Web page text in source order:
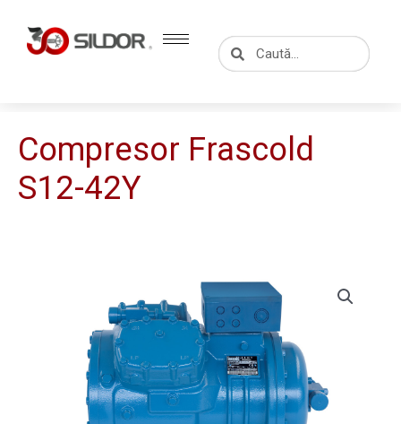
content
CautăCaută
Compresor Frascold
S12-42Y